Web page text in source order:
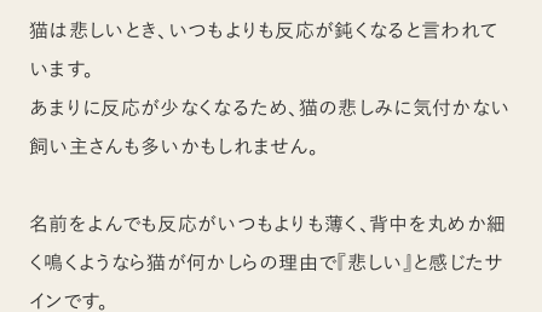
猫は悲しいとき、いつもよりも反応が鈍くなると言われて
います。
あまりに反応が少なくなるため、猫の悲しみに気付かない
飼い主さんも多いかもしれません。
名前をよんでも反応がいつもよりも薄く、背中を丸めか細
く鳴くようなら猫が何かしらの理由で『悲しい』と感じたサ
インです。